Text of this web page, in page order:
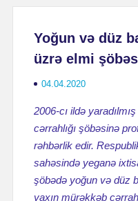
Yoğun və düz
üzrə elmi
04.04.2020
2006-cı ildə
cərrahlığı şöbəsinə
rəhbərlik edir.
sahəsində yeganə
şöbədə yoğun və düz
yaxın mürəkkəb